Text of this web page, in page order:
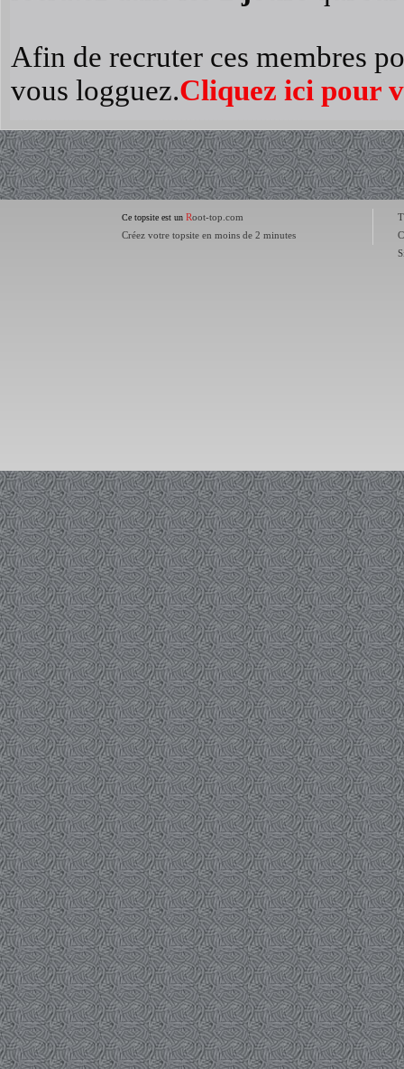
Afin de recruter ces membres
vous logguez.Cliquez ici pour
Ce topsite est un Root-top.com
Créez votre topsite en moins de 2 minutes